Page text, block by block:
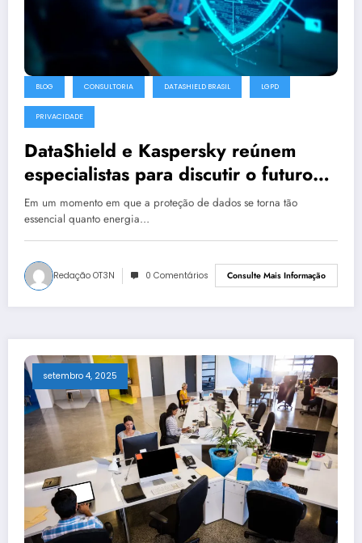
BLOG CONSULTORIA DATASHIELD BRASIL LGPD
PRIVACIDADE
DataShield e Kaspersky reúnem
especialistas para discutir o futuro
da privacidade digital no Brasil
Em um momento em que a proteção de dados se torna tão
essencial quanto energia…
Redação OT3N 0 Comentários Consulte Mais Informação
setembro 4, 2025